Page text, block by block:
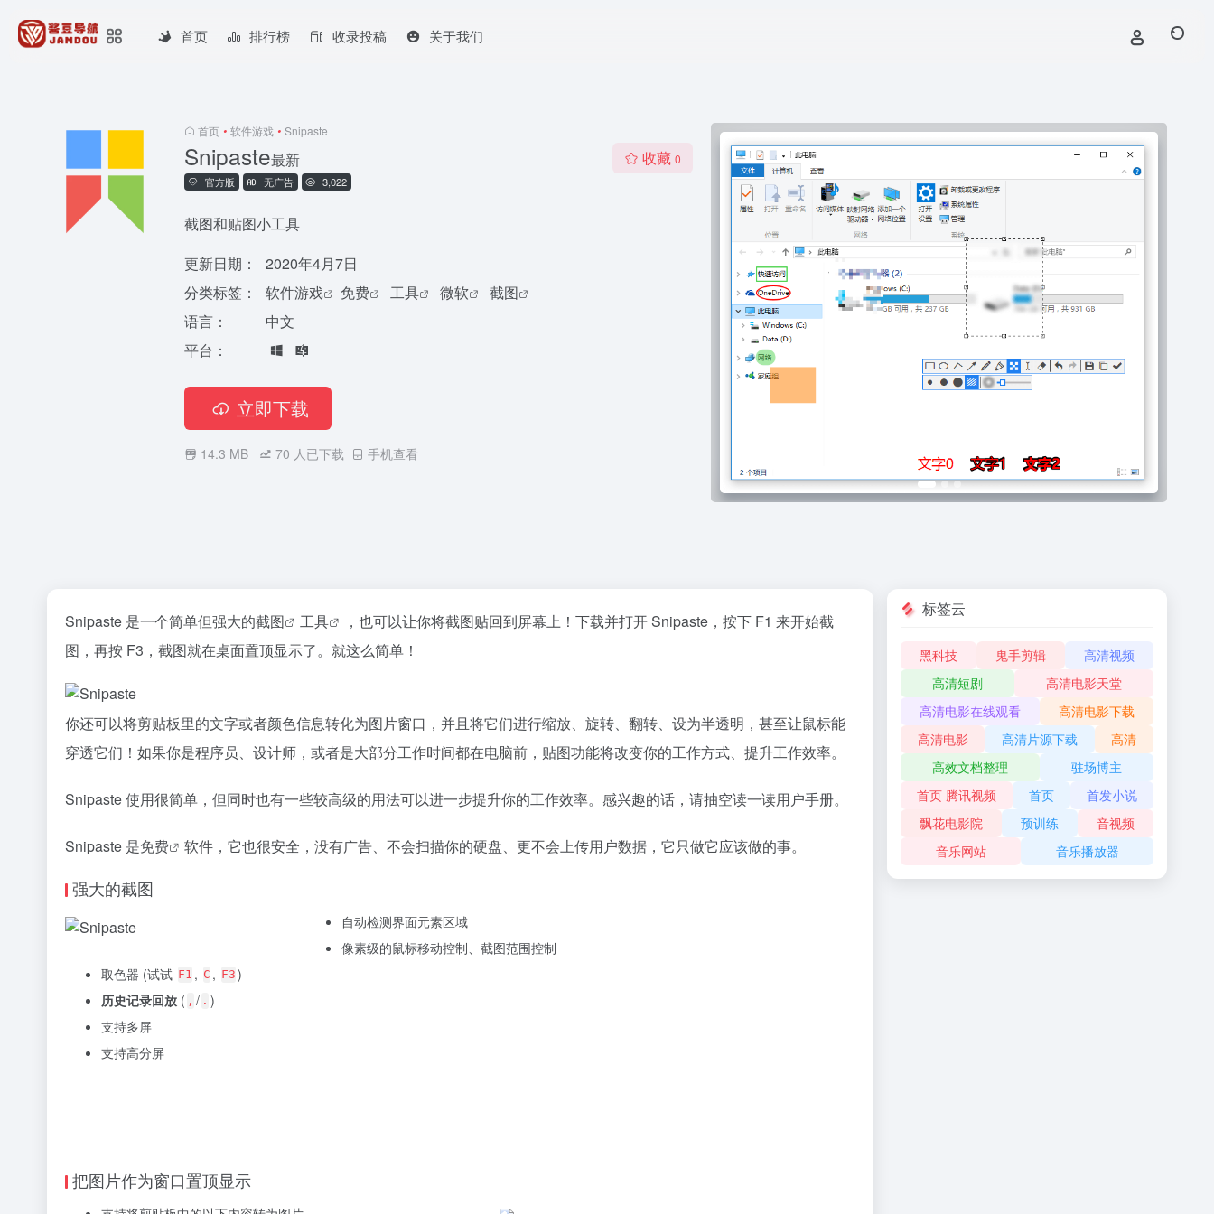
首页 排行榜 收录投稿 关于我们
首页 • 软件游戏 • Snipaste
Snipaste最新
官方版 无广告 3,022
收藏 0
截图和贴图小工具
更新日期：
2020年4月7日
分类标签：
软件游戏 免费 工具 微软
截图
语言：
中文
平台：
立即下载
14.3 MB 70 人已下载 手机查看
Snipaste 是一个简单但强大的截图 工具
，也可以让你将截图贴回到屏幕上！下载并打开 Snipaste，按下 F1 来开始截
图，再按 F3，截图就在桌面置顶显示了。就这么简单！
你还可以将剪贴板里的文字或者颜色信息转化为图片窗口，并且将它们进行缩放、旋转、翻转、设为半透明，甚至让鼠标能
穿透它们！如果你是程序员、设计师，或者是大部分工作时间都在电脑前，贴图功能将改变你的工作方式、提升工作效率。
Snipaste 使用很简单，但同时也有一些较高级的用法可以进一步提升你的工作效率。感兴趣的话，请抽空读一读用户手册。
Snipaste 是免费 软件，它也很安全，没有广告、不会扫描你的硬盘、更不会上传用户数据，它只做它应该做的事。
强大的截图
自动检测界面元素区域
像素级的鼠标移动控制、截图范围控制
取色器 (试试 F1 , C , F3 )
历史记录回放 ( , / . )
支持多屏
支持高分屏
把图片作为窗口置顶显示
标签云
黑科技 鬼手剪辑
高清视频
高清短剧
高清电影天堂
高清电影在线观看
高清电影下载
高清电影
高清片源下载
高清
高效文档整理
驻场博主
首页 腾讯视频
首页
首发小说
飘花电影院
预训练
音视频
音乐网站
音乐播放器